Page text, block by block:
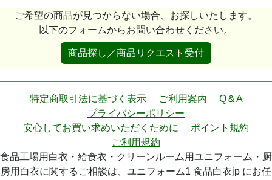
ご希望の商品が見つからない場合、お探しいたします。
以下のフォームからお問い合わせください。
商品探し／商品リクエスト受付
特定商取引法に基づく表示 ご利用案内
Q＆A
プライバシーポリシー
安心してお買い求めいただくために
ポイント規約
ご利用規約
食品工場用白衣・給食衣・クリーンルーム用ユニフォーム・厨
房用白衣に関するご相談は、ユニフォーム1 食品白衣jp にお任